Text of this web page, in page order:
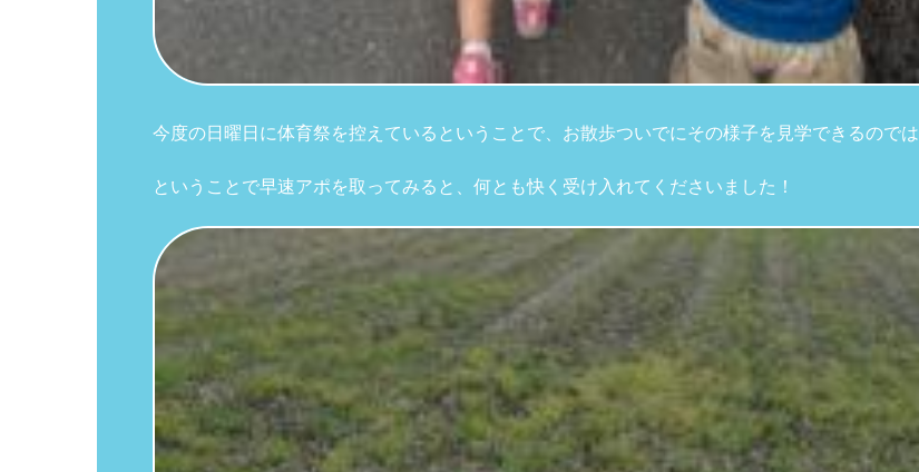
今度の日曜日に体育祭を控えているということで、お散歩ついでにその様子を見学できるのでは
ということで早速アポを取ってみると、何とも快く受け入れてくださいました！